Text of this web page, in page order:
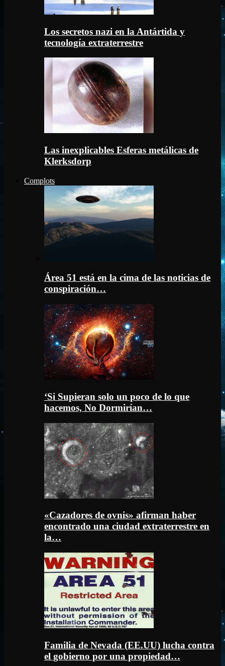
Los secretos nazi en la Antártida y
tecnología extraterrestre
Las inexplicables Esferas metálicas de
Klerksdorp
Complots
Área 51 está en la cima de las noticias de
conspiración…
‘Si Supieran solo un poco de lo que
hacemos, No Dormirían…
«Cazadores de ovnis» afirman haber
encontrado una ciudad extraterrestre en
la…
Familia de Nevada (EE.UU) lucha contra
el gobierno por una propiedad…